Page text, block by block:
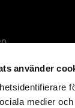
använder
medier